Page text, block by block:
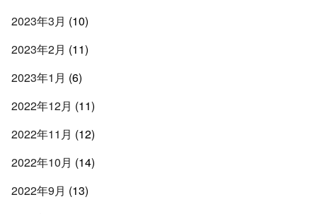
2023年3月 (10)
2023年2月 (11)
2023年1月 (6)
2022年12月 (11)
2022年11月 (12)
2022年10月 (14)
2022年9月 (13)